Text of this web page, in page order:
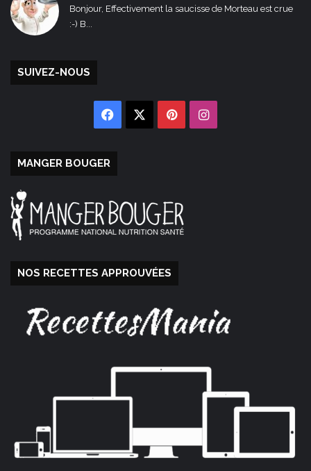
Bonjour, Effectivement la saucisse de Morteau est crue
:-) B...
SUIVEZ-NOUS
Facebook PinterestInstagram
MANGER BOUGER
NOS RECETTES APPROUVÉES